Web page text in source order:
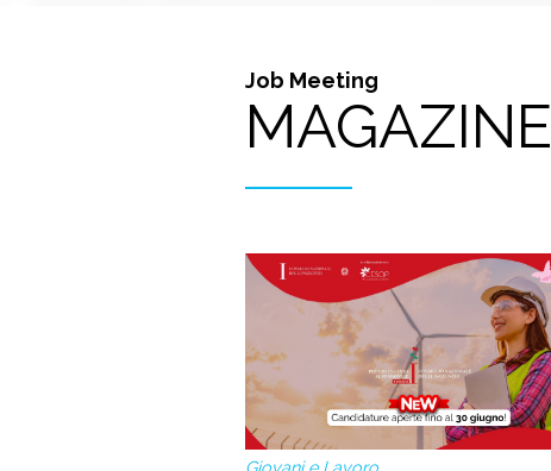
Job Meeting
MAGAZINE
Giovani e Lavoro